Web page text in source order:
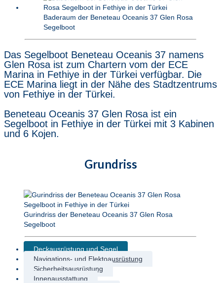
Baderaum der Beneteau Oceanis 37 Glen Rosa
Segelboot
Das Segelboot Beneteau Oceanis 37 namens
Glen Rosa ist zum Chartern vom der ECE
Marina in Fethiye in der Türkei verfügbar. Die
ECE Marina liegt in der Nähe des Stadtzentrums
von Fethiye in der Türkei.
Beneteau Oceanis 37 Glen Rosa ist ein
Segelboot in Fethiye in der Türkei mit 3 Kabinen
und 6 Kojen.
Grundriss
Gurindriss der Beneteau Oceanis 37 Glen Rosa
Segelboot
Deckausrüstung und Segel
Navigations- und Elektoausrüstung
Sicherheitsausrüstung
Innenausstattung